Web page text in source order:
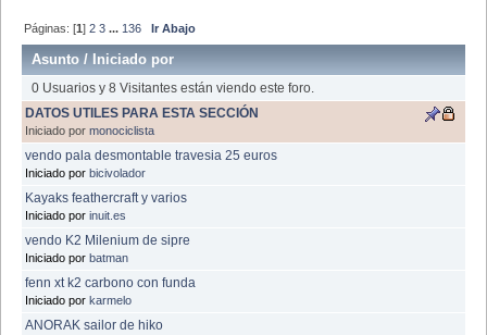
Páginas: [1]2 3 ... 136 Ir Abajo
Asunto / Iniciado por
0 Usuarios y 8 Visitantes están viendo este foro.
DATOS UTILES PARA ESTA SECCIÓN
Iniciado por monociclista
vendo pala desmontable travesia 25 euros
Iniciado por bicivolador
Kayaks feathercraft y varios
Iniciado por inuit.es
vendo K2 Milenium de sipre
Iniciado por batman
fenn xt k2 carbono con funda
Iniciado por karmelo
ANORAK sailor de hiko